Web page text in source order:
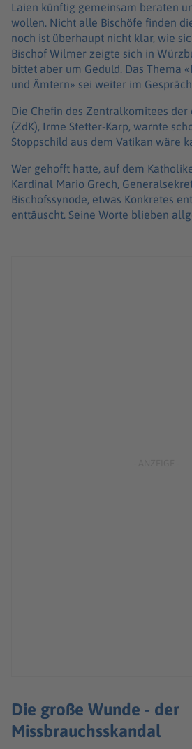
Laien künftig gemeinsam beraten
wollen. Nicht alle Bischöfe finden
noch ist überhaupt nicht klar, wie
Bischof Wilmer zeigte sich in
bittet aber um Geduld. Das Thema
und Ämtern» sei weiter im
Die Chefin des Zentralkomitees der
(ZdK), Irme Stetter-Karp, warnte
Stoppschild aus dem Vatikan wäre
Wer gehofft hatte, auf dem
Kardinal Mario Grech,
Bischofssynode, etwas Konkretes
enttäuscht. Seine Worte blieben
Die große Wunde - der
Missbrauchsskandal